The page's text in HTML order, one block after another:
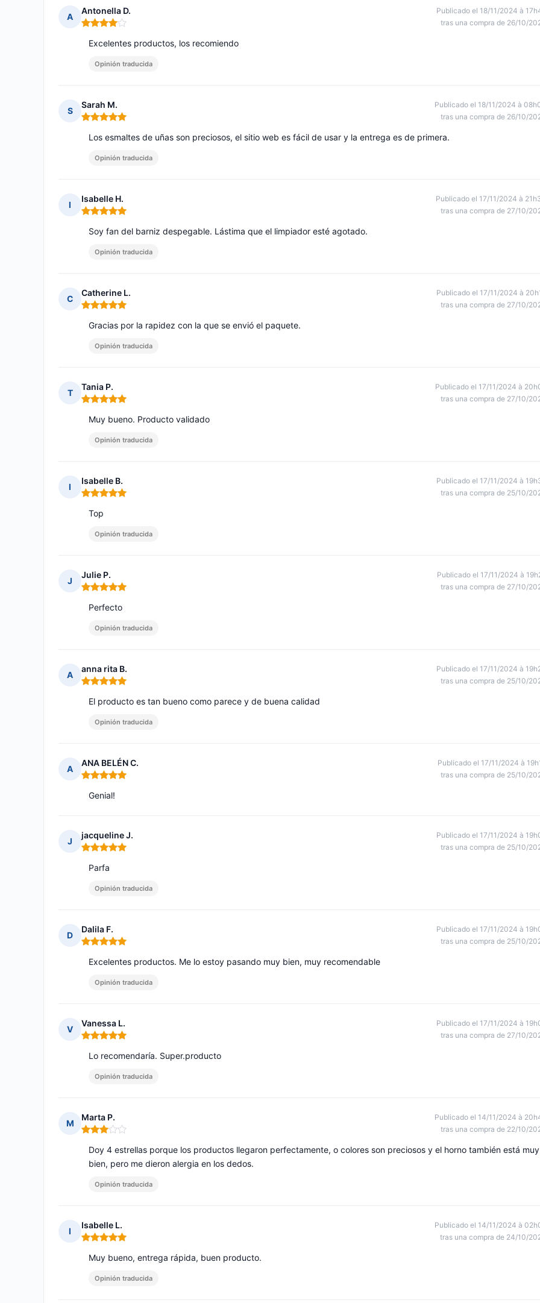
A
Antonella D.
Nota: 4 de 5
Publicado el 18/11/2024 à
tras una compra de 26/10/
Excelentes productos, los recomiendo
Opinión traducida
S
Sarah M.
Nota: 5 de 5
Publicado el 18/11/2024 à
tras una compra de 26/10/
Los esmaltes de uñas son preciosos, el sitio web es fácil de usar y la entrega es de primera.
Opinión traducida
I
Isabelle H.
Nota: 5 de 5
Publicado el 17/11/2024 à
tras una compra de 27/10/
Soy fan del barniz despegable. Lástima que el limpiador esté agotado.
Opinión traducida
C
Catherine L.
Nota: 5 de 5
Publicado el 17/11/2024 à
tras una compra de 27/10/
Gracias por la rapidez con la que se envió el paquete.
Opinión traducida
T
Tania P.
Nota: 5 de 5
Publicado el 17/11/2024 à
tras una compra de 27/10/
Muy bueno. Producto validado
Opinión traducida
I
Isabelle B.
Nota: 5 de 5
Publicado el 17/11/2024 à
tras una compra de 25/10/
Top
Opinión traducida
J
Julie P.
Nota: 5 de 5
Publicado el 17/11/2024 à
tras una compra de 27/10/
Perfecto
Opinión traducida
A
anna rita B.
Nota: 5 de 5
Publicado el 17/11/2024 à
tras una compra de 25/10/
El producto es tan bueno como parece y de buena calidad
Opinión traducida
A
ANA BELÉN C.
Nota: 5 de 5
Publicado el 17/11/2024 à
tras una compra de 25/10/
Genial!
J
jacqueline J.
Nota: 5 de 5
Publicado el 17/11/2024 à
tras una compra de 25/10/
Parfa
Opinión traducida
D
Dalila F.
Nota: 5 de 5
Publicado el 17/11/2024 à
tras una compra de 25/10/
Excelentes productos. Me lo estoy pasando muy bien, muy recomendable
Opinión traducida
V
Vanessa L.
Nota: 5 de 5
Publicado el 17/11/2024 à
tras una compra de 27/10/
Lo recomendaría. Super.producto
Opinión traducida
M
Marta P.
Nota: 3 de 5
Publicado el 14/11/2024 à
tras una compra de 22/10/
Doy 4 estrellas porque los productos llegaron perfectamente, o colores son preciosos y el horno también está muy
bien, pero me dieron alergia en los dedos.
Opinión traducida
I
Isabelle L.
Nota: 5 de 5
Publicado el 14/11/2024 à
tras una compra de 24/10/
Muy bueno, entrega rápida, buen producto.
Opinión traducida